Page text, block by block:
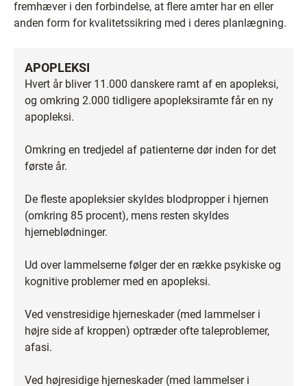
fremhæver i den forbindelse, at flere amter har en eller
anden form for kvalitetssikring med i deres planlægning.
APOPLEKSI
Hvert år bliver 11.000 danskere ramt af en apopleksi,
og omkring 2.000 tidligere apopleksiramte får en ny
apopleksi.
Omkring en tredjedel af patienterne dør inden for det
første år.
De fleste apopleksier skyldes blodpropper i hjernen
(omkring 85 procent), mens resten skyldes
hjerneblødninger.
Ud over lammelserne følger der en række psykiske og
kognitive problemer med en apopleksi.
Ved venstresidige hjerneskader (med lammelser i
højre side af kroppen) optræder ofte taleproblemer,
afasi.
Ved højresidige hjerneskader (med lammelser i